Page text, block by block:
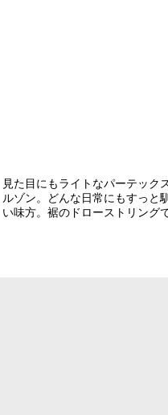
見た目にもライトなパーテック
ルゾン。どんな日常にもすっと
い味方。裾のドローストリング